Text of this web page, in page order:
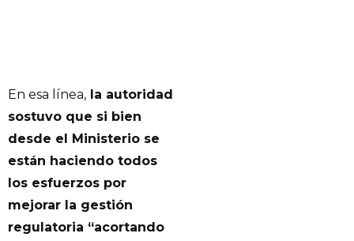
En esa línea, la autoridad
sostuvo que si bien
desde el Ministerio se
están haciendo todos
los esfuerzos por
mejorar la gestión
regulatoria “acortando